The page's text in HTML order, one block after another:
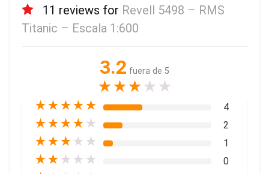
11 reviews for Revell 5498 – RMS
Titanic – Escala 1:600
3.2 fuera de 5
★★★★ ★
★★★★★ 4
★★★★ ★ 2
★★★ ★ ★ 1
★★ ★ ★ ★ 0